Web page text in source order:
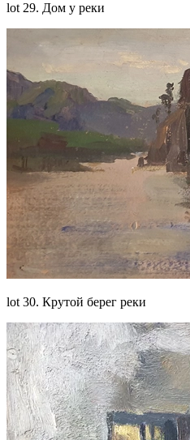
lot 29. Дом у реки
lot 30. Крутой берег реки